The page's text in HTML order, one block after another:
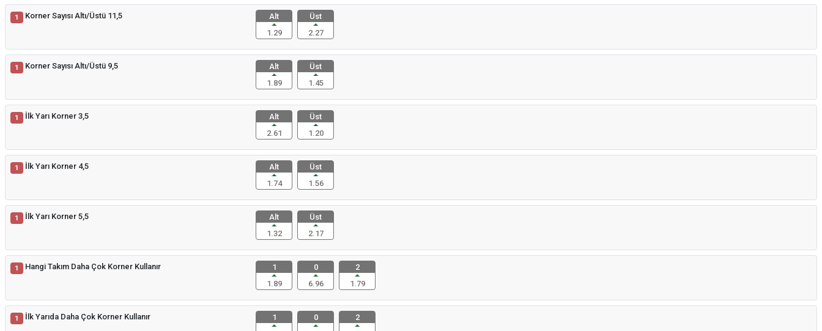
1 Korner Sayısı Altı/Üstü 11,5
Alt
1.29
Üst
2.27
1 Korner Sayısı Altı/Üstü 9,5
Alt
1.89
Üst
1.45
1 İlk Yarı Korner 3,5
Alt
2.61
Üst
1.20
1 İlk Yarı Korner 4,5
Alt
1.74
Üst
1.56
1 İlk Yarı Korner 5,5
Alt
1.32
Üst
2.17
1 Hangi Takım Daha Çok Korner Kullanır
1
1.89
0
6.96
2
1.79
1 İlk Yarıda Daha Çok Korner Kullanır
1
0
2